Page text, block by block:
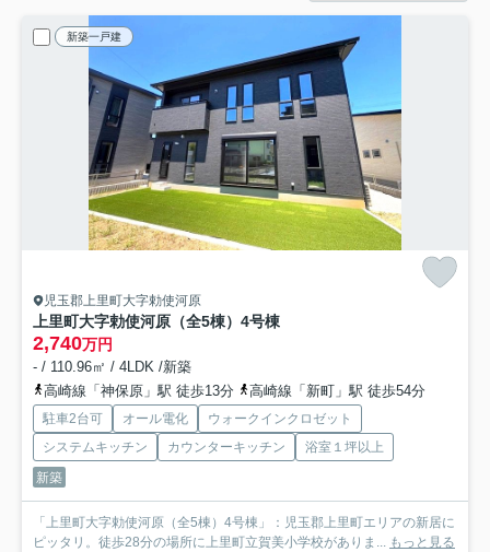
新築一戸建
児玉郡上里町大字勅使河原
上里町大字勅使河原（全5棟）4号棟
2,740万円
- / 110.96㎡ / 4LDK /新築
高崎線「神保原」駅 徒歩13分
高崎線「新町」駅 徒歩54分
駐車2台可 オール電化
ウォークインクロゼット
システムキッチン
カウンターキッチン
浴室１坪以上
新築
「上里町大字勅使河原（全5棟）4号棟」：児玉郡上里町エリアの新居に
ピッタリ。徒歩28分の場所に上里町立賀美小学校がありま... もっと見る